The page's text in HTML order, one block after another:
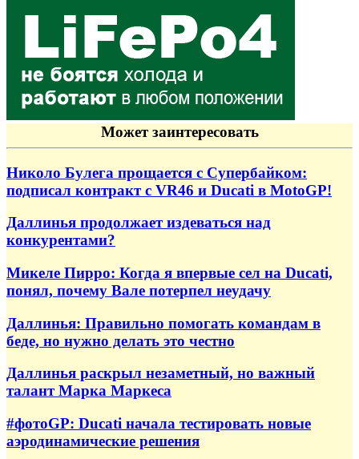
Может заинтересовать
Николо Булега прощается с Супербайком:
подписал контракт с VR46 и Ducati в MotoGP!
Даллинья продолжает издеваться над
конкурентами?
Микеле Пирро: Когда я впервые сел на Ducati,
понял, почему Вале потерпел неудачу
Даллинья: Правильно помогать командам в
беде, но нужно делать это честно
Даллинья раскрыл незаметный, но важный
талант Марка Маркеса
#фотоGP: Ducati начала тестировать новые
аэродинамические решения